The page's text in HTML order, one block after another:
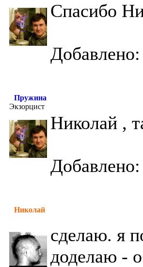
Спасибо
Пружина
Экзорцист
Николай ,
Николай
сделаю. я
доделаю -